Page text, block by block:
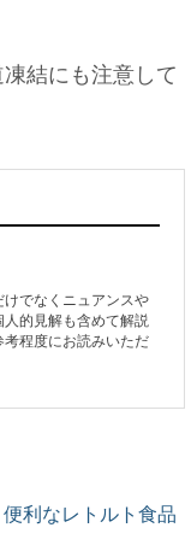
結にも注意して
でなくニュアンスや
的見解も含めて解説
程度にお読みいただ
利なレトルト食品